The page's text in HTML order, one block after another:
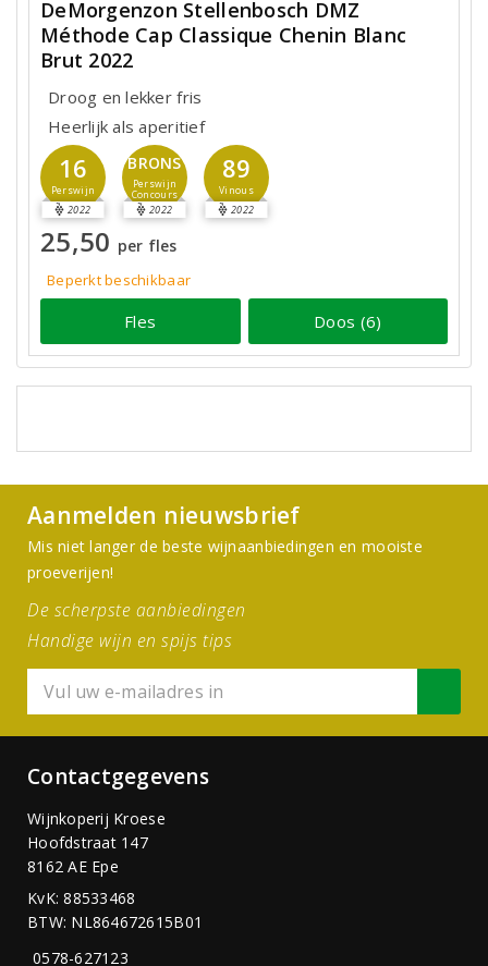
DeMorgenzon Stellenbosch DMZ
Méthode Cap Classique Chenin Blanc
Brut 2022
Droog en lekker fris
Heerlijk als aperitief
16
Perswijn
2022
BRONS
Perswijn
Concours
2022
89
Vinous
2022
25,50 per fles
Beperkt beschikbaar
Fles Doos (6)
Aanmelden nieuwsbrief
Mis niet langer de beste wijnaanbiedingen en mooiste
proeverijen!
De scherpste aanbiedingen
Handige wijn en spijs tips
Contactgegevens
Wijnkoperij Kroese
Hoofdstraat 147
8162 AE Epe
KvK: 88533468
BTW: NL864672615B01
0578-627123